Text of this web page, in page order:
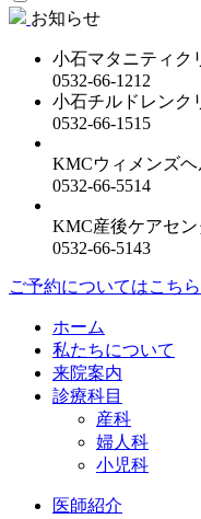
お知らせ
小石マタニティク
0532-66-1212
小石チルドレンク
0532-66-1515
KMCウィメンズ
0532-66-5514
KMC産後ケアセン
0532-66-5143
ご予約についてはこちら
ホーム
私たちについて
来院案内
診療科目
産科
婦人科
小児科
医師紹介